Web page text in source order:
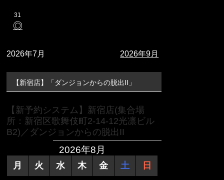
31
◎
2026年7月 2026年9月
【新宿店】「ダンジョンからの脱出II」
【新予約システム】新宿店(集合場
所：新宿区歌舞伎町2-14-12光凛ビル
B2)／ダンジョンからの脱出II
2026年8月
月 火 水 木 金 土 日